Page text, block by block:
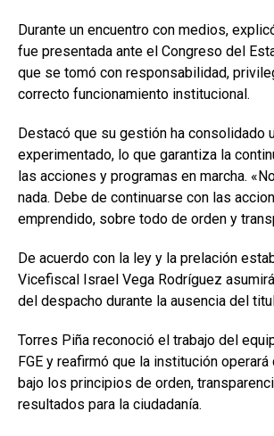
Durante un encuentro con medios,
fue presentada ante el Congreso del
que se tomó con responsabilidad,
correcto funcionamiento institucional.
Destacó que su gestión ha consolidado
experimentado, lo que garantiza la
las acciones y programas en marcha.
nada. Debe de continuarse con las
emprendido, sobre todo de orden y
De acuerdo con la ley y la prelación
Vicefiscal Israel Vega Rodríguez
del despacho durante la ausencia del
Torres Piña reconoció el trabajo del
FGE y reafirmó que la institución
bajo los principios de orden,
resultados para la ciudadanía.